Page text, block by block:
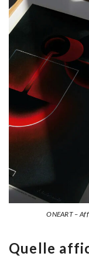
ONEART –
Quelle